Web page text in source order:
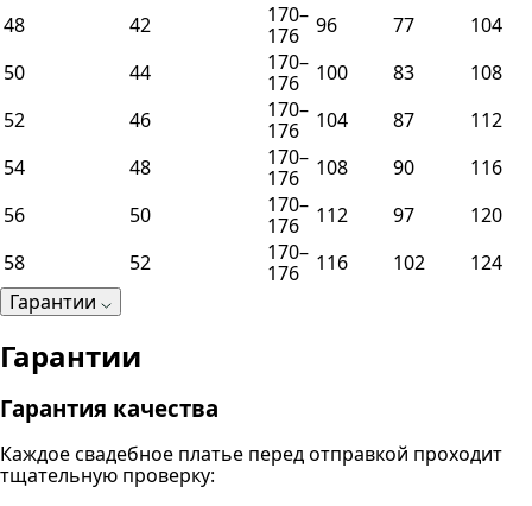
48
42
170–
176
96 77
104
50
44
170–
176
100 83
108
52
46
170–
176
104 87
112
54
48
170–
176
108 90
116
56
50
170–
176
112 97
120
58
52
170–
176
116 102
124
Гарантии
Гарантии
Гарантия качества
Каждое свадебное платье перед отправкой проходит
тщательную проверку: